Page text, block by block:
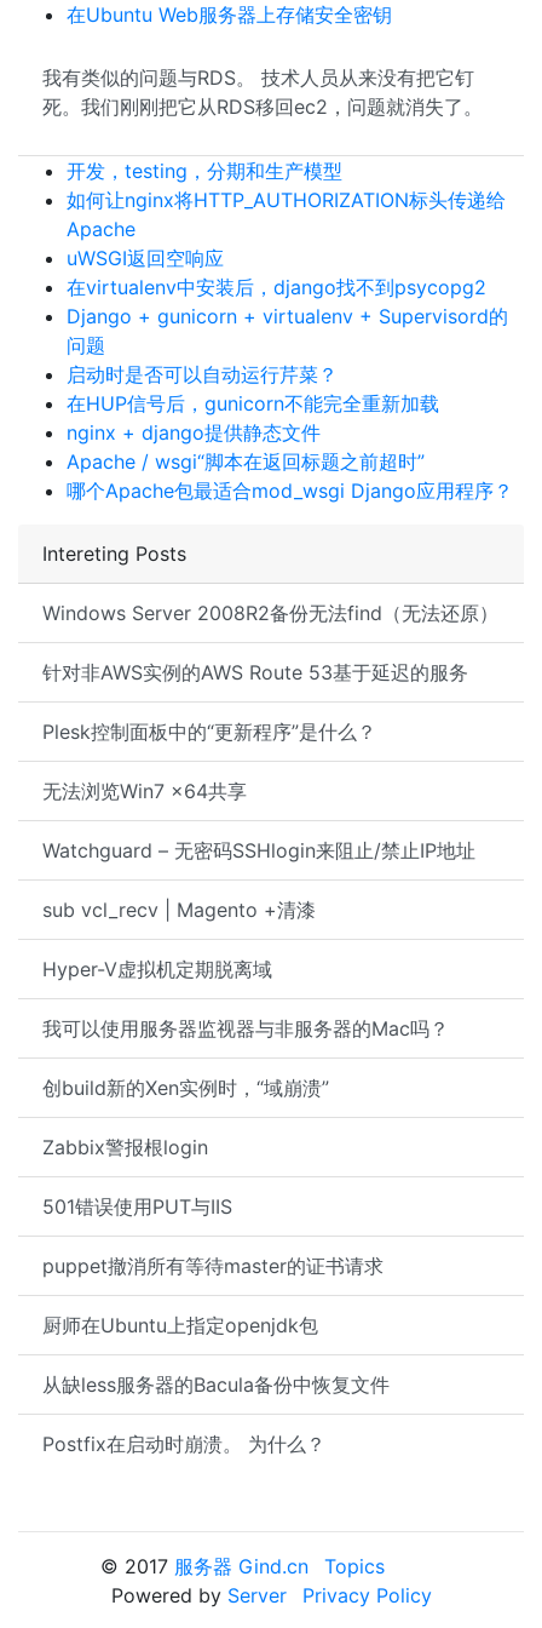
Intereting Posts
Windows Server 2008R2备份无法find（无法还原）
针对非AWS实例的AWS Route 53基于延迟的服务
Plesk控制面板中的“更新程序”是什么？
无法浏览Win7 x64共享
Watchguard – 无密码SSHlogin来阻止/禁止IP地址
sub vcl_recv | Magento +清漆
Hyper-V虚拟机定期脱离域
我可以使用服务器监视器与非服务器的Mac吗？
创build新的Xen实例时，“域崩溃”
Zabbix警报根login
501错误使用PUT与IIS
puppet撤消所有等待master的证书请求
厨师在Ubuntu上指定openjdk包
从缺less服务器的Bacula备份中恢复文件
Postfix在启动时崩溃。 为什么？
在Ubuntu Web服务器上存储安全密钥
我有类似的问题与RDS。 技术人员从来没有把它钉
死。我们刚刚把它从RDS移回ec2，问题就消失了。
开发，testing，分期和生产模型
如何让nginx将HTTP_AUTHORIZATION标头传递给
Apache
uWSGI返回空响应
在virtualenv中安装后，django找不到psycopg2
Django + gunicorn + virtualenv + Supervisord的
问题
启动时是否可以自动运行芹菜？
在HUP信号后，gunicorn不能完全重新加载
nginx + django提供静态文件
Apache / wsgi“脚本在返回标题之前超时”
哪个Apache包最适合mod_wsgi Django应用程序？
© 2017 服务器 Gind.cn
Topics
Powered by Server Privacy Policy